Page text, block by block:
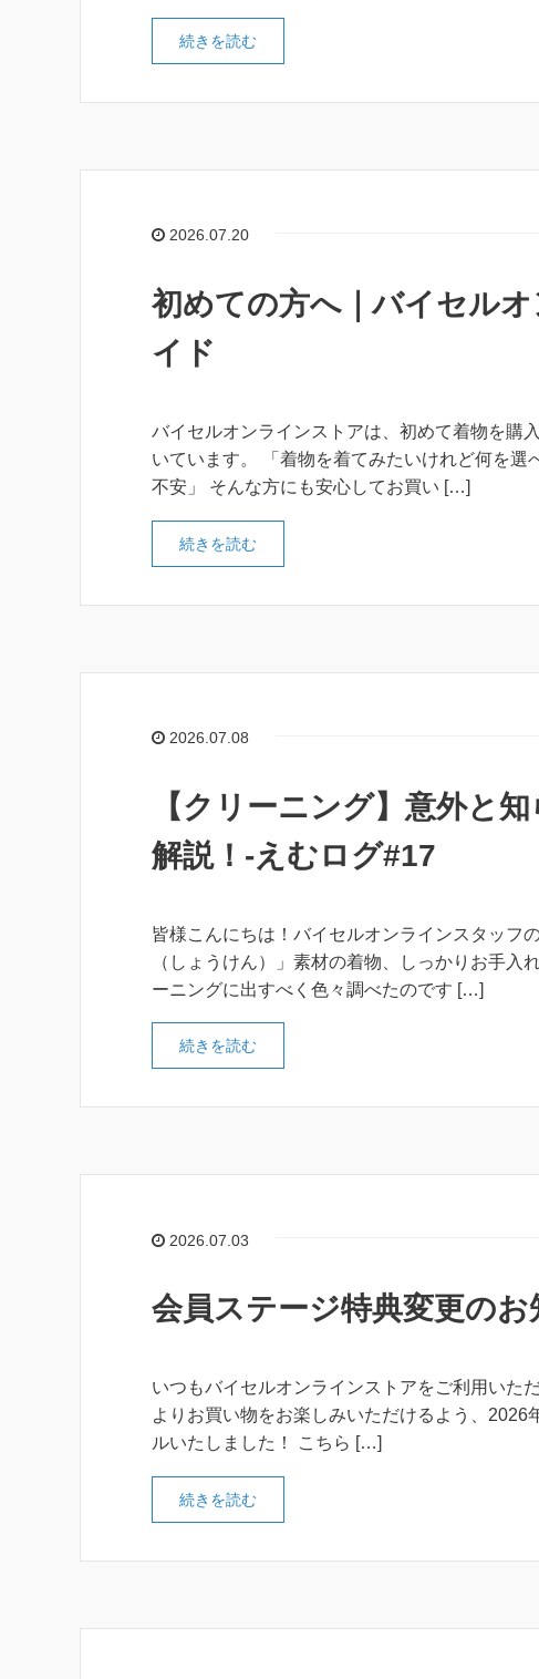
続きを読む
2026.07.20
初めての方へ｜バイセル
イド
バイセルオンラインストアは、初めて着物を購
いています。 「着物を着てみたいけれど何を
不安」 そんな方にも安心してお買い […]
続きを読む
2026.07.08
【クリーニング】意外と
解説！-えむログ#17
皆様こんにちは！バイセルオンラインスタッフ
（しょうけん）」素材の着物、しっかりお手
ーニングに出すべく色々調べたのです […]
続きを読む
2026.07.03
会員ステージ特典変更のお
いつもバイセルオンラインストアをご利用いた
よりお買い物をお楽しみいただけるよう、
ルいたしました！ こちら […]
続きを読む